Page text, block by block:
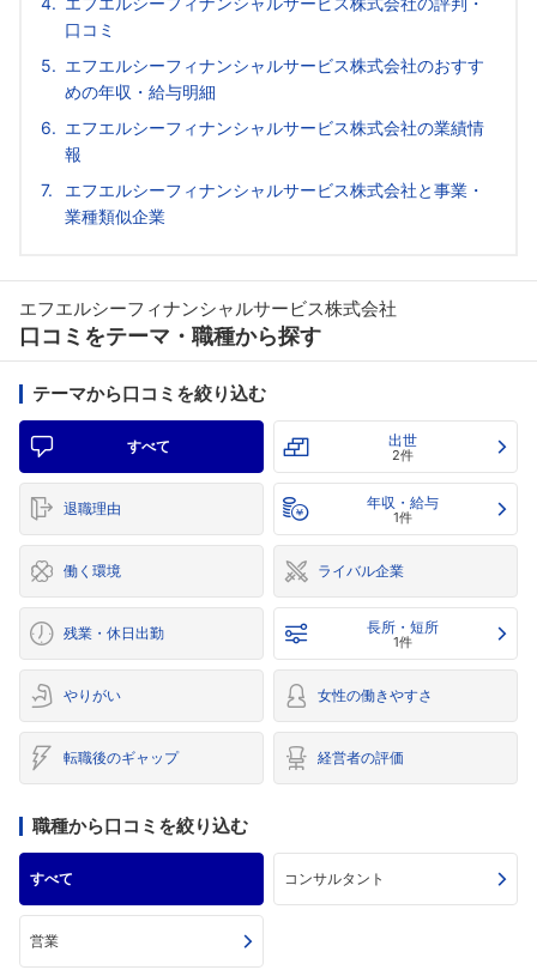
口コミ
エフエルシーフィナンシャルサービス株式会社のおすす
めの年収・給与明細
エフエルシーフィナンシャルサービス株式会社の業績情
報
エフエルシーフィナンシャルサービス株式会社と事業・
業種類似企業
エフエルシーフィナンシャルサービス株式会社
口コミをテーマ・職種から探す
テーマから口コミを絞り込む
すべて 出世
2件
退職理由 年収・給与
1件
働く環境 ライバル企業
残業・休日出勤 長所・短所
1件
やりがい 女性の働きやすさ
転職後のギャップ 経営者の評価
職種から口コミを絞り込む
すべて コンサルタント
営業